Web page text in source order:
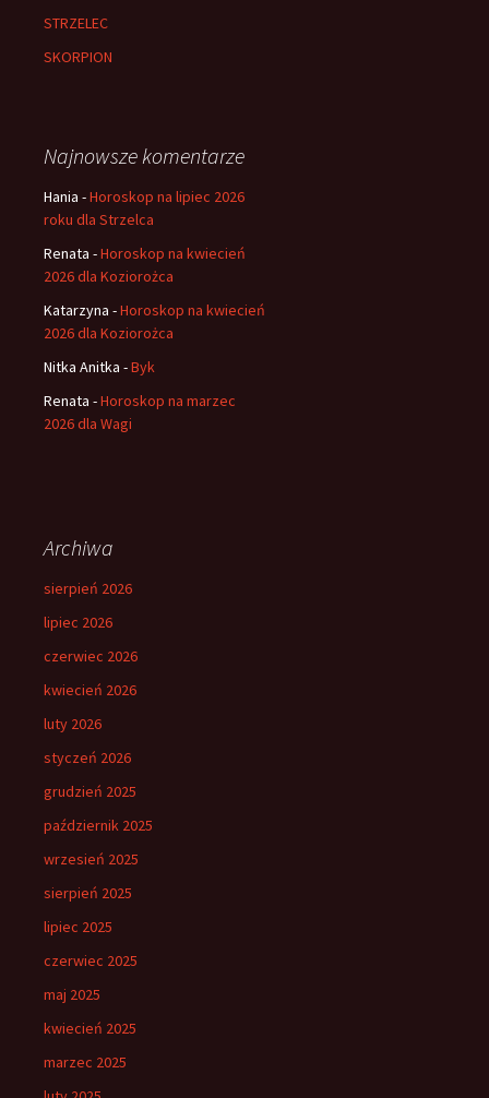
STRZELEC
SKORPION
Najnowsze komentarze
Hania -Horoskop na lipiec 2026
roku dla Strzelca
Renata -Horoskop na kwiecień
2026 dla Koziorożca
Katarzyna -Horoskop na kwiecień
2026 dla Koziorożca
Nitka Anitka -Byk
Renata -Horoskop na marzec
2026 dla Wagi
Archiwa
sierpień 2026
lipiec 2026
czerwiec 2026
kwiecień 2026
luty 2026
styczeń 2026
grudzień 2025
październik 2025
wrzesień 2025
sierpień 2025
lipiec 2025
czerwiec 2025
maj 2025
kwiecień 2025
marzec 2025